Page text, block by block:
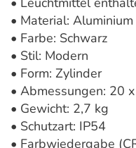
• Material: Aluminium
• Farbe: Schwarz
• Stil: Modern
• Form: Zylinder
• Abmessungen: 20
• Gewicht: 2,7 kg
• Schutzart: IP54
• Farbwiedergabe